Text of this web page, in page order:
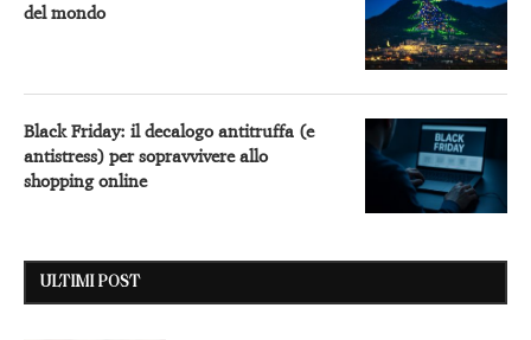
del mondo
Black Friday: il decalogo antitruffa (e
antistress) per sopravvivere allo
shopping online
ULTIMI POST